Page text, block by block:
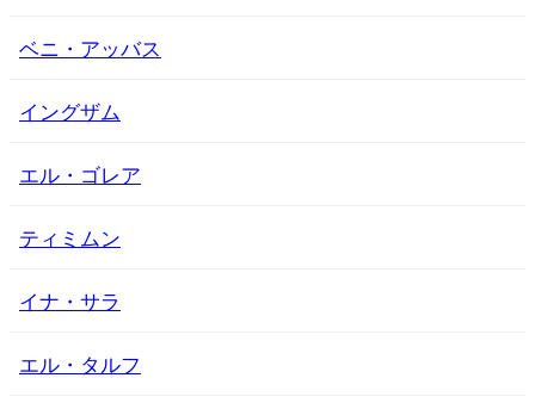
ベニ・アッバス
イングザム
エル・ゴレア
ティミムン
イナ・サラ
エル・タルフ